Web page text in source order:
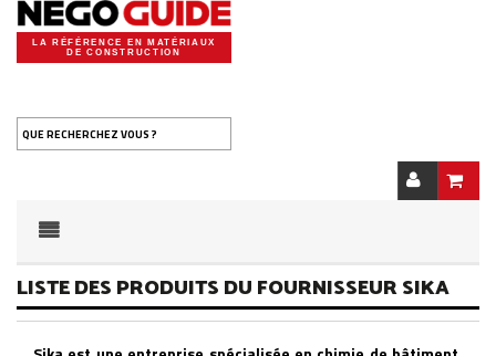
LA RÉFÉRENCE EN MATÉRIAUX
DE CONSTRUCTION
QUE RECHERCHEZ VOUS ?
LISTE DES PRODUITS DU FOURNISSEUR SIKA